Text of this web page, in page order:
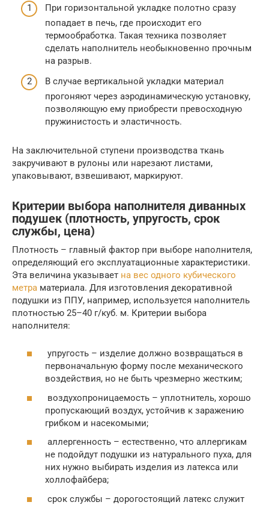
При горизонтальной укладке полотно сразу
попадает в печь, где происходит его
термообработка. Такая техника позволяет
сделать наполнитель необыкновенно прочным
на разрыв.
В случае вертикальной укладки материал
прогоняют через аэродинамическую установку,
позволяющую ему приобрести превосходную
пружинистость и эластичность.
На заключительной ступени производства ткань
закручивают в рулоны или нарезают листами,
упаковывают, взвешивают, маркируют.
Критерии выбора наполнителя диванных
подушек (плотность, упругость, срок
службы, цена)
Плотность – главный фактор при выборе наполнителя,
определяющий его эксплуатационные характеристики.
Эта величина указывает на вес одного кубического
метра материала. Для изготовления декоративной
подушки из ППУ, например, используется наполнитель
плотностью 25–40 г/куб. м. Критерии выбора
наполнителя:
упругость – изделие должно возвращаться в
первоначальную форму после механического
воздействия, но не быть чрезмерно жестким;
воздухопроницаемость – уплотнитель, хорошо
пропускающий воздух, устойчив к заражению
грибком и насекомыми;
аллергенность – естественно, что аллергикам
не подойдут подушки из натурального пуха, для
них нужно выбирать изделия из латекса или
холлофайбера;
срок службы – дорогостоящий латекс служит